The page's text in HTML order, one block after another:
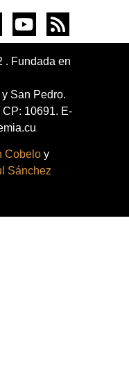
. Fundada en
San Pedro.
10691. E-
Cobelo y
Sánchez